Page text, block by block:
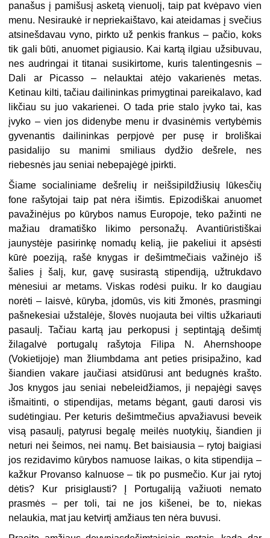
panašus į pamišusį asketą vienuolį, taip pat kvėpavo vien
menu. Nesiraukė ir nepriekaištavo, kai ateidamas į svečius
atsinešdavau vyno, pirkto už penkis frankus – pačio, koks
tik gali būti, anuomet pigiausio. Kai kartą ilgiau užsibuvau,
nes audringai it titanai susikirtome, kuris talentingesnis –
Dali ar Picasso – nelauktai atėjo vakarienės metas.
Ketinau kilti, tačiau dailininkas primygtinai pareikalavo, kad
likčiau su juo vakarienei. O tada prie stalo įvyko tai, kas
įvyko – vien jos didenybe menu ir dvasinėmis vertybėmis
gyvenantis dailininkas perpjovė per pusę ir broliškai
pasidalijo su manimi smiliaus dydžio dešrele, nes
riebesnės jau seniai nebepajėgė įpirkti.
Šiame socialiniame dešrelių ir neišsipildžiusių lūkesčių
fone rašytojai taip pat nėra išimtis. Epizodiškai anuomet
pavažinėjus po kūrybos namus Europoje, teko pažinti ne
mažiau dramatiško likimo personažų. Avantiūristiškai
jaunystėje pasirinkę nomadų kelią, jie pakeliui it apsėsti
kūrė poeziją, rašė knygas ir dešimtmečiais važinėjo iš
šalies į šalį, kur, gavę susirastą stipendiją, užtrukdavo
mėnesiui ar metams. Viskas rodėsi puiku. Ir ko daugiau
norėti – laisvė, kūryba, įdomūs, vis kiti žmonės, prasmingi
pašnekesiai užstalėje, šlovės nuojauta bei viltis užkariauti
pasaulį. Tačiau kartą jau perkopusi į septintąją dešimtį
žilagalvė portugalų rašytoja Filipa N. Ahernshoope
(Vokietijoje) man žliumbdama ant peties prisipažino, kad
šiandien vakare jaučiasi atsidūrusi ant bedugnės krašto.
Jos knygos jau seniai nebeleidžiamos, ji nepajėgi savęs
išmaitinti, o stipendijas, metams bėgant, gauti darosi vis
sudėtingiau. Per keturis dešimtmečius apvažiavusi beveik
visą pasaulį, patyrusi begalę meilės nuotykių, šiandien ji
neturi nei šeimos, nei namų. Bet baisiausia – rytoj baigiasi
jos rezidavimo kūrybos namuose laikas, o kita stipendija –
kažkur Provanso kalnuose – tik po pusmečio. Kur jai rytoj
dėtis? Kur prisiglausti? Į Portugaliją važiuoti nemato
prasmės – per toli, tai ne jos kišenei, be to, niekas
nelaukia, mat jau ketvirtį amžiaus ten nėra buvusi.